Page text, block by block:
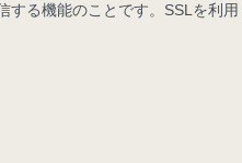
る機能のことです。SSLを利用